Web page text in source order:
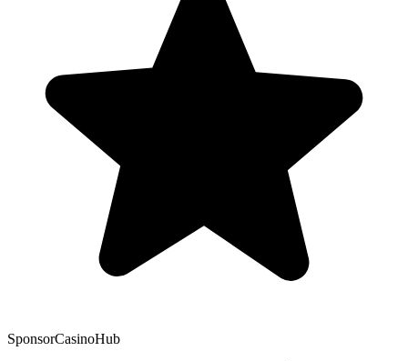
SponsorCasinoHub